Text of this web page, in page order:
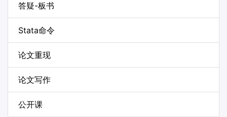
答疑-板书
Stata命令
论文重现
论文写作
公开课